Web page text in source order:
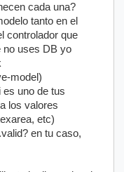
cada una?
tanto en el
controlador que
no uses DB yo
model)
uno de tus
los valores
etc)
en tu caso,